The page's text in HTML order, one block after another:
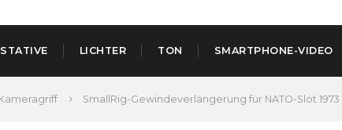
STATIVE LICHTER TON SMARTPHONE-VIDEO
SmallRig-Gewindeverlängerung für NATO-Slot 1973